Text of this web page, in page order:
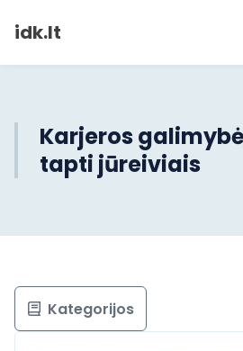
idk.lt
Karjeros
tapti jūreiviais
Kategorijos